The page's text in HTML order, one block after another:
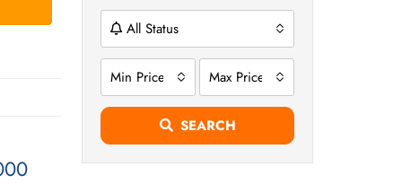
All Status
Min Price Max Price
SEARCH